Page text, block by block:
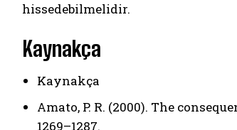
hissedebilmelidir.
Kaynakça
Kaynakça
Amato, P. R. (2000). The
1269–1287.